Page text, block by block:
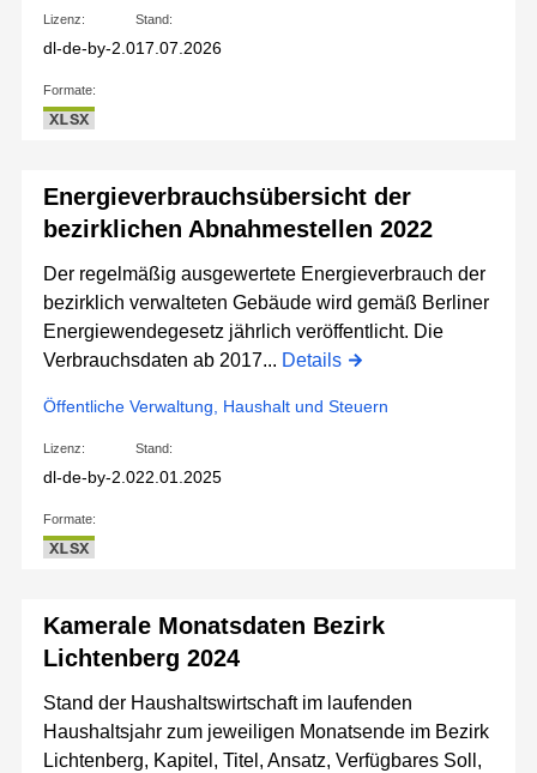
Lizenz:
dl-de-by-2.0
Stand:
17.07.2026
Formate:
XLSX
Energieverbrauchsübersicht der
bezirklichen Abnahmestellen 2022
Der regelmäßig ausgewertete Energieverbrauch der
bezirklich verwalteten Gebäude wird gemäß Berliner
Energiewendegesetz jährlich veröffentlicht. Die
Verbrauchsdaten ab 2017... Details
Öffentliche Verwaltung, Haushalt und Steuern
Lizenz:
dl-de-by-2.0
Stand:
22.01.2025
Formate:
XLSX
Kamerale Monatsdaten Bezirk
Lichtenberg 2024
Stand der Haushaltswirtschaft im laufenden
Haushaltsjahr zum jeweiligen Monatsende im Bezirk
Lichtenberg, Kapitel, Titel, Ansatz, Verfügbares Soll,